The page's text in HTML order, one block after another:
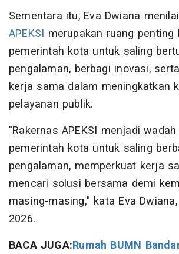
Sementara itu, Eva Dwiana menilai
APEKSI merupakan ruang penting
pemerintah kota untuk saling
pengalaman, berbagi inovasi,
kerja sama dalam meningkatkan
pelayanan publik.
"Rakernas APEKSI menjadi
pemerintah kota untuk saling
pengalaman, memperkuat kerja
mencari solusi bersama demi
masing-masing," kata Eva
2026.
BACA JUGA:Rumah BUMN